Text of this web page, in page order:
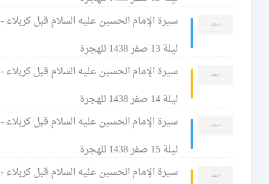
سيرة الإمام الحسين عليه السلام قبل كربلاء - 32 - عند شهادة الإمام الحسن عليه السلام - 2
ليلة 13 صفر 1438 للهجرة
سيرة الإمام الحسين عليه السلام قبل كربلاء - 33 - الإمام الحسين في زمن أمير المؤمنين عليهما السلام - 1
ليلة 14 صفر 1438 للهجرة
سيرة الإمام الحسين عليه السلام قبل كربلاء - 34 - الإمام الحسين في زمن أمير المؤمنين عليهما السلام - 2
ليلة 15 صفر 1438 للهجرة
سيرة الإمام الحسين عليه السلام قبل كربلاء - 35 - نصوص سيرته عند شهادة أمير المؤمنين عليهما السلام